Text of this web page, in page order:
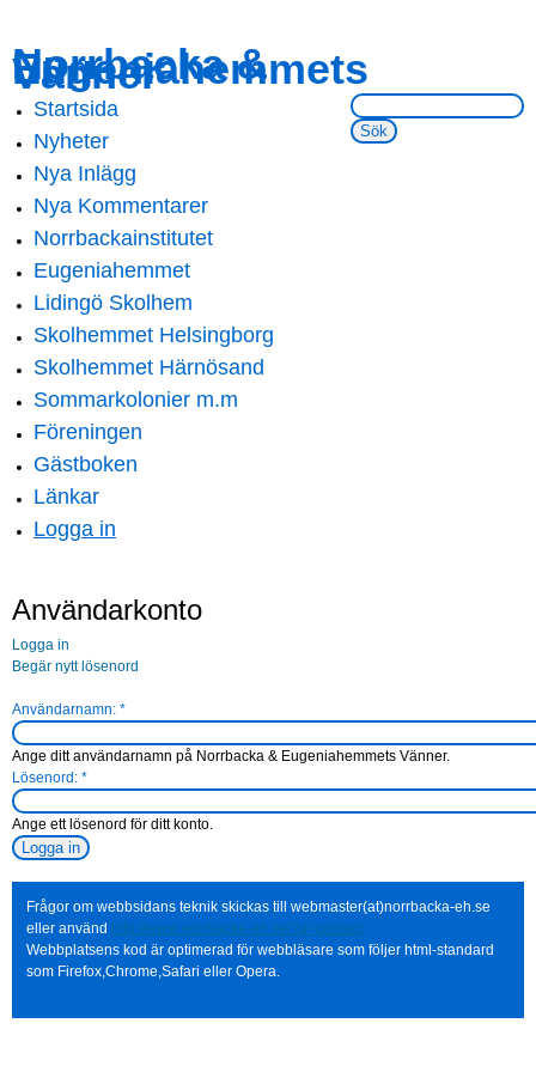
main
content
navigation
Norrbacka &
Eugeniahemmets
Vänner
Sök på webbsidan:
Main menu
Startsida
Nyheter
Nya Inlägg
Nya Kommentarer
Norrbackainstitutet
Eugeniahemmet
Lidingö Skolhem
Skolhemmet Helsingborg
Skolhemmet Härnösand
Sommarkolonier m.m
Föreningen
Gästboken
Länkar
Logga in
Användarkonto
Logga in
Begär nytt lösenord
Användarnamn: *
Ange ditt användarnamn på Norrbacka & Eugeniahemmets Vänner.
Lösenord: *
Ange ett lösenord för ditt konto.
Frågor om webbsidans teknik skickas till webmaster(at)norrbacka-eh.se
eller använd http://www.norrbacka-eh.se/?q=contact
Webbplatsens kod är optimerad för webbläsare som följer html-standard
som Firefox,Chrome,Safari eller Opera.